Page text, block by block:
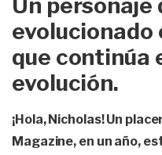
Un personaje
evolucionado
que continúa
evolución.
¡Hola, Nicholas! Un
Magazine, en un año,